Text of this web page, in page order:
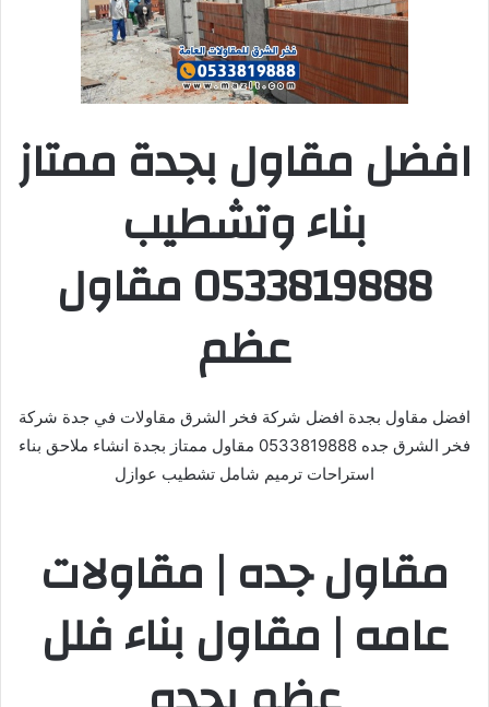
افضل مقاول بجدة ممتاز
بناء وتشطيب
0533819888 مقاول
عظم
افضل مقاول بجدة افضل شركة فخر الشرق مقاولات في جدة شركة
فخر الشرق جده 0533819888 مقاول ممتاز بجدة انشاء ملاحق بناء
استراحات ترميم شامل تشطيب عوازل
مقاول جده | مقاولات
عامه | مقاول بناء فلل